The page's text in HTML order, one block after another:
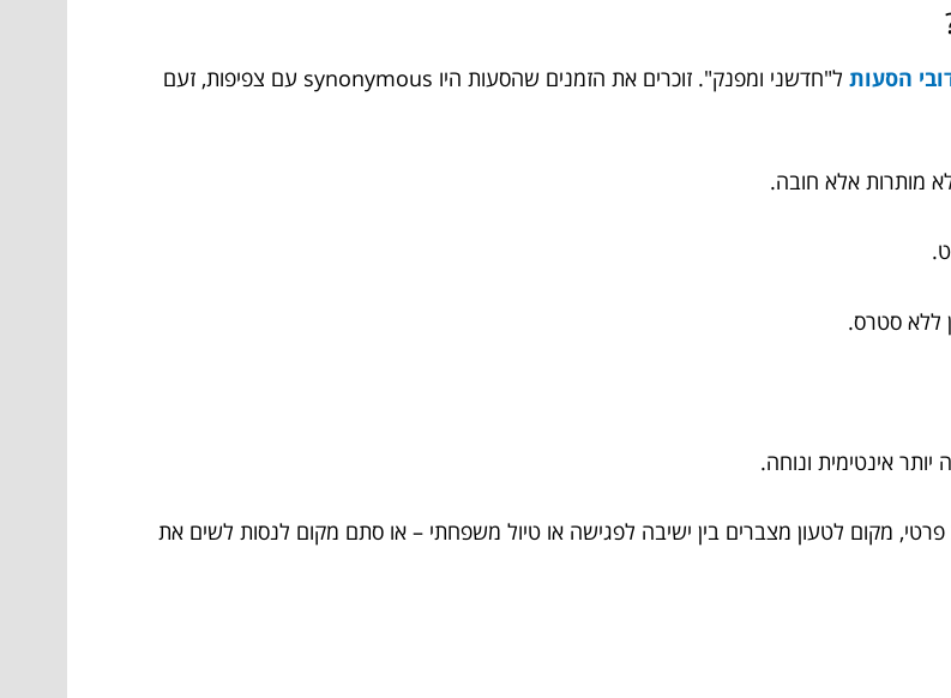
הסעות
ל"חדשני ומפנק". זוכרים את הזמנים שהסעות היו synonymous עם צפיפות, זעם
מותרות אלא חובה.
אינטימית ונוחה.
מקום לטעון מצברים בין ישיבה לפגישה או טיול משפחתי – או סתם מקום לנסות לשים את